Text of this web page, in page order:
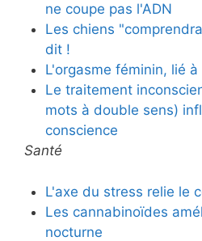
ne coupe pas l'ADN
Les chiens
dit !
L'orgasme féminin, lié
Le traitement
mots à double sens)
conscience
Santé
L'axe du stress relie le
Les cannabinoïdes
nocturne